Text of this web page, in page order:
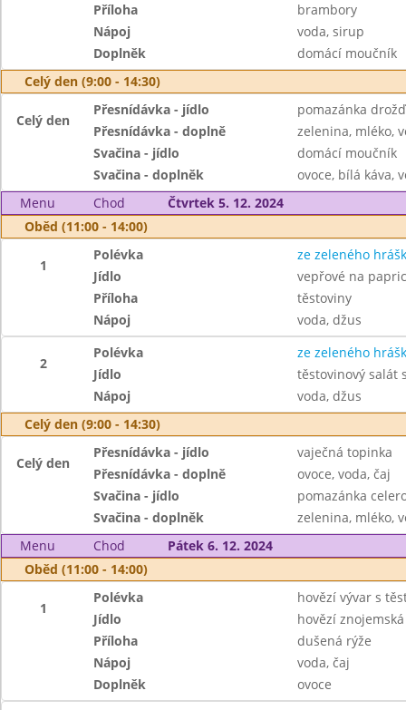
Příloha
brambory
Nápoj
voda, sirup
Doplněk
domácí moučník
Celý den (9:00 - 14:30)
Celý den
Přesnídávka - jídlo
pomazánka
Přesnídávka - doplně
zelenina, mléko,
Svačina - jídlo
domácí moučník
Svačina - doplněk
ovoce, bílá káva,
Menu
Chod
Čtvrtek 5. 12. 2024
Oběd (11:00 - 14:00)
1
Polévka
ze zeleného
Jídlo
vepřové na
Příloha
těstoviny
Nápoj
voda, džus
2
Polévka
ze zeleného
Jídlo
těstovinový salát
Nápoj
voda, džus
Celý den (9:00 - 14:30)
Celý den
Přesnídávka - jídlo
vaječná topinka
Přesnídávka - doplně
ovoce, voda, čaj
Svačina - jídlo
pomazánka
Svačina - doplněk
zelenina, mléko,
Menu
Chod
Pátek 6. 12. 2024
Oběd (11:00 - 14:00)
1
Polévka
hovězí vývar s
Jídlo
hovězí
Příloha
dušená rýže
Nápoj
voda, čaj
Doplněk
ovoce